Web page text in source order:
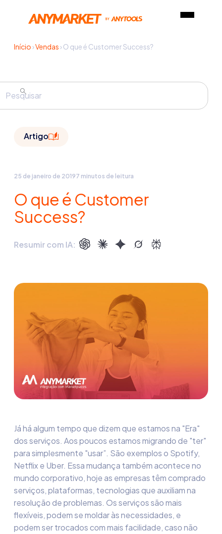
Início ›Vendas ›O que é Customer Success?
Artigo
25 de janeiro de 20197 minutos de leitura
O que é Customer
Success?
Resumir com IA:
Já há algum tempo que dizem que estamos na "Era"
dos serviços. Aos poucos estamos migrando de "ter"
para simplesmente "usar”. São exemplos o Spotify,
Netflix e Uber. Essa mudança também acontece no
mundo corporativo, hoje as empresas têm comprado
serviços, plataformas, tecnologias que auxiliam na
resolução de problemas. Os serviços são mais
flexíveis, podem se moldar às necessidades, e
podem ser trocados com mais facilidade, caso não